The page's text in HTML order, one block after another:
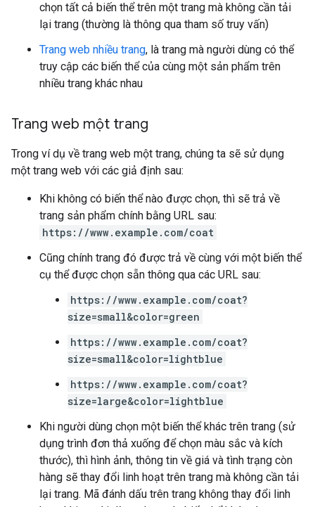
chọn tất cả biến thể trên một trang mà không cần tải
lại trang (thường là thông qua tham số truy vấn)
Trang web nhiều trang, là trang mà người dùng có thể
truy cập các biến thể của cùng một sản phẩm trên
nhiều trang khác nhau
Trang web một trang
Trong ví dụ về trang web một trang, chúng ta sẽ sử dụng
một trang web với các giả định sau:
Khi không có biến thể nào được chọn, thì sẽ trả về
trang sản phẩm chính bằng URL sau:
https://www.example.com/coat
Cũng chính trang đó được trả về cùng với một biến thể
cụ thể được chọn sẵn thông qua các URL sau:
https://www.example.com/coat?
size=small&color=green
https://www.example.com/coat?
size=small&color=lightblue
https://www.example.com/coat?
size=large&color=lightblue
Khi người dùng chọn một biến thể khác trên trang (sử
dụng trình đơn thả xuống để chọn màu sắc và kích
thước), thì hình ảnh, thông tin về giá và tình trạng còn
hàng sẽ thay đổi linh hoạt trên trang mà không cần tải
lại trang. Mã đánh dấu trên trang không thay đổi linh